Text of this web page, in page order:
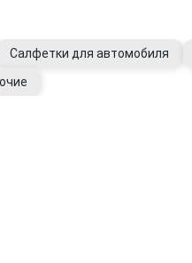
Салфетки для автомобиля